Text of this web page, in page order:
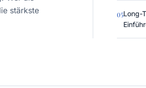
stärkste
05Long-